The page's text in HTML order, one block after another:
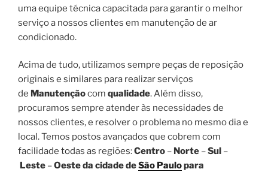
uma equipe técnica capacitada para garantir o melhor
serviço a nossos clientes em manutenção de ar
condicionado.
Acima de tudo, utilizamos sempre peças de reposição
originais e similares para realizar serviços
de Manutençãocom qualidade. Além disso,
procuramos sempre atender às necessidades de
nossos clientes, e resolver o problema no mesmo dia e
local. Temos postos avançados que cobrem com
facilidade todas as regiões:Centro – Norte –Sul –
Leste –Oeste da cidade deSão Paulopara